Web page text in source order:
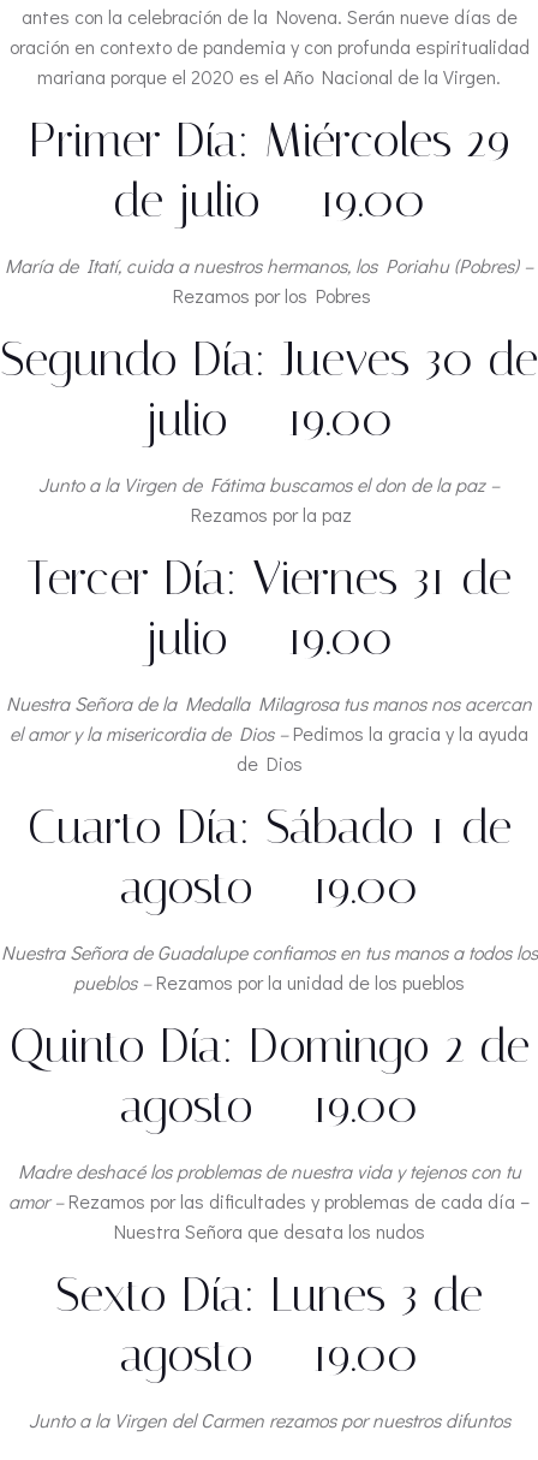
antes con la celebración de la Novena. Serán nueve días de
oración en contexto de pandemia y con profunda espiritualidad
mariana porque el 2020 es el Año Nacional de la Virgen.
Primer Día: Miércoles 29
de julio – 19.00
María de Itatí, cuida a nuestros hermanos, los Poriahu (Pobres) –
Rezamos por los Pobres
Segundo Día: Jueves 30 de
julio – 19.00
Junto a la Virgen de Fátima buscamos el don de la paz –
Rezamos por la paz
Tercer Día: Viernes 31 de
julio – 19.00
Nuestra Señora de la Medalla Milagrosa tus manos nos acercan
el amor y la misericordia de Dios –Pedimos la gracia y la ayuda
de Dios
Cuarto Día: Sábado 1 de
agosto – 19.00
Nuestra Señora de Guadalupe confiamos en tus manos a todos los
pueblos –Rezamos por la unidad de los pueblos
Quinto Día: Domingo 2 de
agosto – 19.00
Madre deshacé los problemas de nuestra vida y tejenos con tu
amor –Rezamos por las dificultades y problemas de cada día –
Nuestra Señora que desata los nudos
Sexto Día: Lunes 3 de
agosto – 19.00
Junto a la Virgen del Carmen rezamos por nuestros difuntos